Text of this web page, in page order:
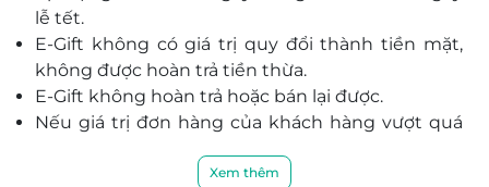
lễ tết.
E-Gift không có giá trị quy đổi thành tiền mặt,
không được hoàn trả tiền thừa.
E-Gift không hoàn trả hoặc bán lại được.
Nếu giá trị đơn hàng của khách hàng vượt quá
thêm khoản chênh lệch đó.
Xem thêm